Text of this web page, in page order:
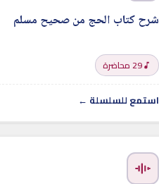
شرح كتاب الحج من صحيح مسلم
29 محاضرة
استمع للسلسلة ←